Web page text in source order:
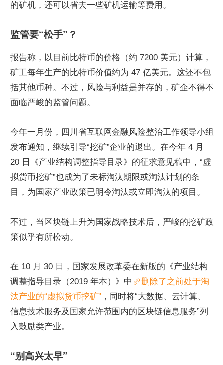
的矿机，还可以省去一些矿机运输等费用。
监管要“松手”？
报告称，以目前比特币的价格（约 7200 美元）计算，
矿工每年生产的比特币价值约为 47 亿美元。这还不包
括其他币种。不过，风险与利益是并存的，矿企不得不
面临严峻的监管问题。
今年一月份，四川省互联网金融风险整治工作领导小组
发布通知，继续引导“挖矿”企业的退出。在今年 4 月
20 日《产业结构调整指导目录》的征求意见稿中，“虚
拟货币挖矿”也成为了未标淘汰期限或淘汰计划的条
目，为国家产业政策已明令淘汰或立即淘汰的项目。
不过，当区块链上升为国家战略技术后，严峻的挖矿政
策似乎有所松动。
在 10 月 30 日，国家发展改革委在新版的《产业结构
调整指导目录（2019 年本）》中
删除了之前处于淘
汰产业的“虚拟货币挖矿” ，同时将“大数据、云计算、
信息技术服务及国家允许范围内的区块链信息服务”列
入鼓励类产业。
“别高兴太早”